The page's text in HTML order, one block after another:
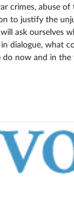
crimes, abuse
to justify the
ask ourselves
dialogue, what
do now and in